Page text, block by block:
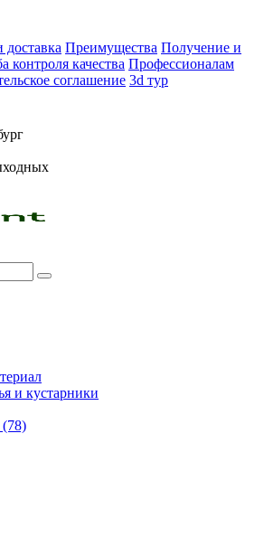
доставка Преимущества Получение и
контроля качества Профессионалам
соглашение 3d тур
и кустарники